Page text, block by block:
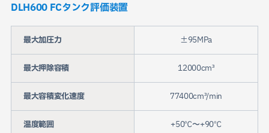
DLH600 FCタンク評価装置
最大加圧力 ±95MPa
最大押除容積 12000cm³
最大容積変化速度 77400cm³/min
温度範囲 +50℃〜+90℃